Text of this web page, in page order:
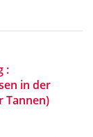
:
in der
Tannen)